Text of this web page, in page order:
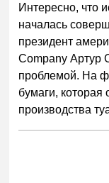
Интересно, что
началась
президент
Company Артур
проблемой. На
бумаги, которая
производства